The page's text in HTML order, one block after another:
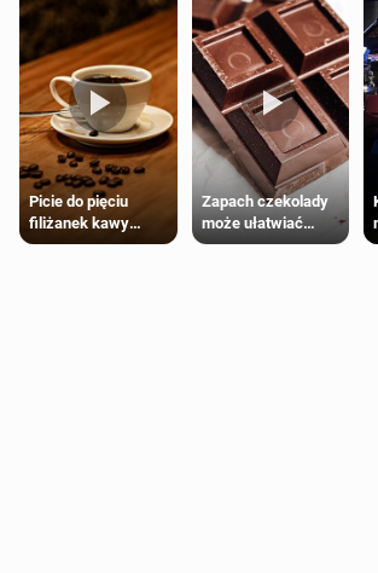
Picie do pięciu
filiżanek kawy
dziennie jest
Zapach czekolady
może ułatwiać
trening siłowy